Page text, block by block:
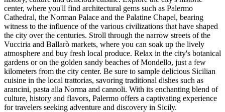
center, where you'll find architectural gems such as Palermo
Cathedral, the Norman Palace and the Palatine Chapel, bearing
witness to the influence of the various civilizations that have shaped
the city over the centuries. Stroll through the narrow streets of the
Vucciria and Ballarò markets, where you can soak up the lively
atmosphere and buy fresh local produce. Relax in the city's botanical
gardens or on the golden sandy beaches of Mondello, just a few
kilometers from the city center. Be sure to sample delicious Sicilian
cuisine in the local trattorias, savoring traditional dishes such as
arancini, pasta alla Norma and cannoli. With its enchanting blend of
culture, history and flavors, Palermo offers a captivating experience
for travelers seeking adventure and discovery in Sicily.